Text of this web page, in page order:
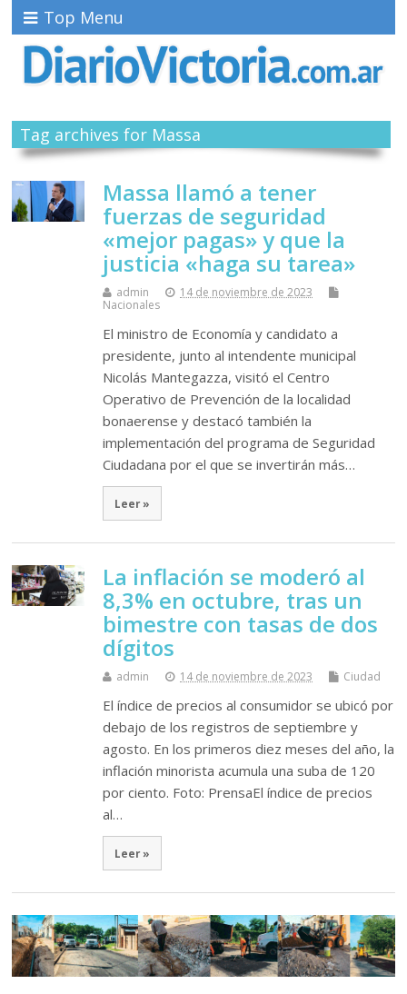
Top Menu
Tag archives for Massa
Massa llamó a tener
fuerzas de seguridad
«mejor pagas» y que la
justicia «haga su tarea»
admin
14 de noviembre de 2023
Nacionales
El ministro de Economía y candidato a
presidente, junto al intendente municipal
Nicolás Mantegazza, visitó el Centro
Operativo de Prevención de la localidad
bonaerense y destacó también la
implementación del programa de Seguridad
Ciudadana por el que se invertirán más…
Leer »
La inflación se moderó al
8,3% en octubre, tras un
bimestre con tasas de dos
dígitos
admin 14 de noviembre de 2023 Ciudad
El índice de precios al consumidor se ubicó por
debajo de los registros de septiembre y
agosto. En los primeros diez meses del año, la
inflación minorista acumula una suba de 120
por ciento. Foto: PrensaEl índice de precios
al…
Leer »